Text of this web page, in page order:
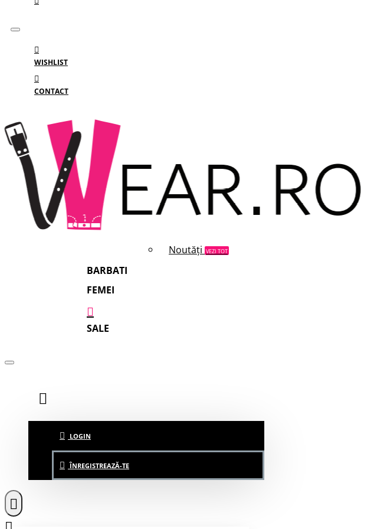
WISHLIST
CONTACT
Meniu
MENIU
Categorii
Branduri
Noutăți VEZI TOT
BARBATI
FEMEI
SALE
LOGIN
ÎNREGISTREAZĂ-TE